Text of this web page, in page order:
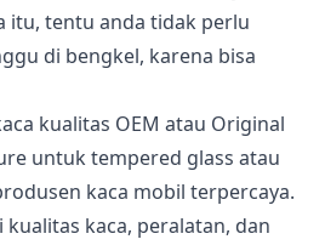
itu, tentu anda tidak perlu
di bengkel, karena bisa
kualitas OEM atau Original
untuk tempered glass atau
kaca mobil terpercaya.
kualitas kaca, peralatan, dan